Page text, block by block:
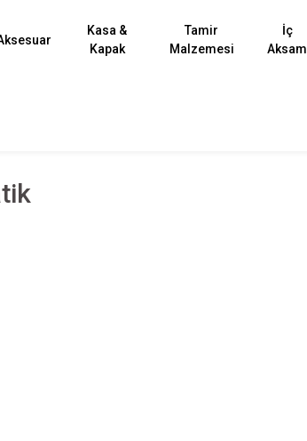
Kasa &
Kapak
Tamir
Malzemesi
İç
Aksam